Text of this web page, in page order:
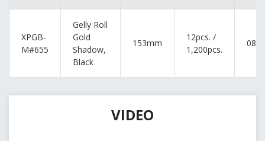
XPGB-
M#655
Gelly Roll
Gold
Shadow,
Black
153mm
12pcs. /
1,200pcs.
VIDEO